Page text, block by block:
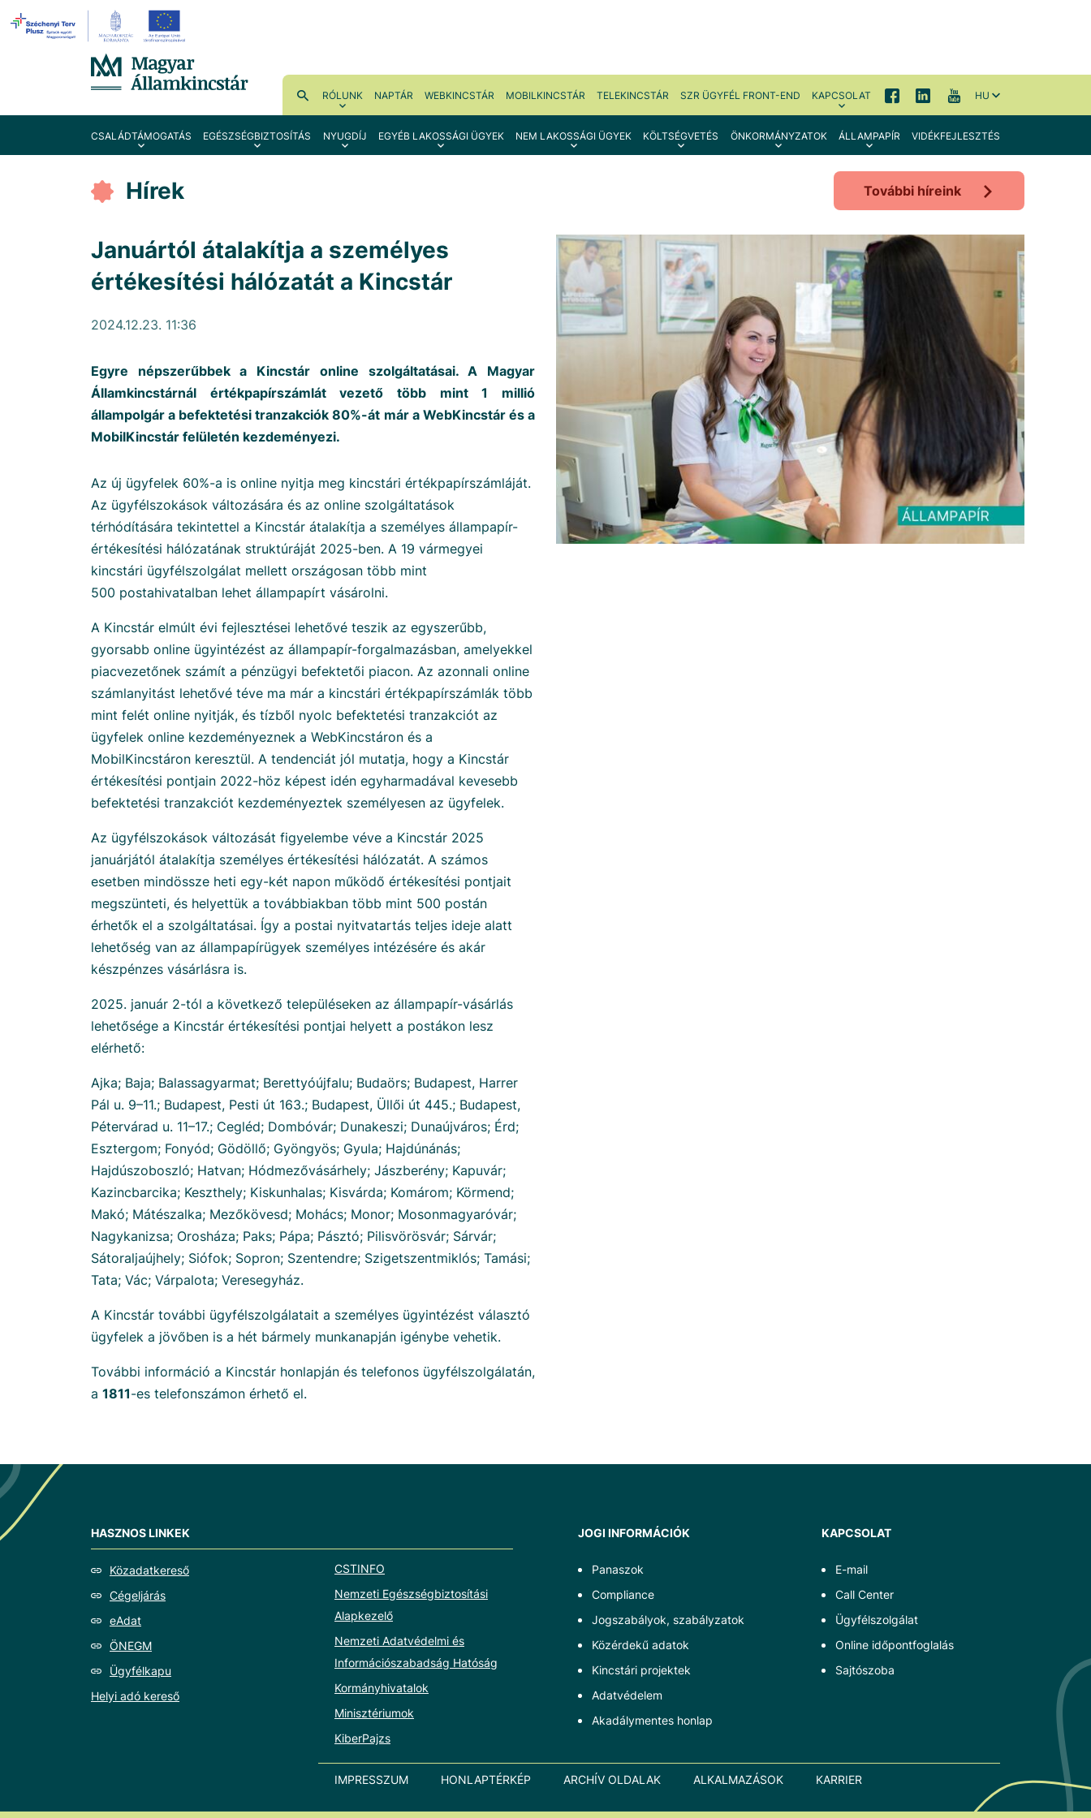
RÓLUNK NAPTÁR WEBKINCSTÁR MOBILKINCSTÁR TELEKINCSTÁR SZR ÜGYFÉL FRONT-END KAPCSOLAT HU
CSALÁDTÁMOGATÁS EGÉSZSÉGBIZTOSÍTÁS NYUGDÍJ EGYÉB LAKOSSÁGI ÜGYEK NEM LAKOSSÁGI ÜGYEK KÖLTSÉGVETÉS ÖNKORMÁNYZATOK ÁLLAMPAPÍR VIDÉKFEJLESZTÉS
Hírek További híreink
Januártól átalakítja a személyes
értékesítési hálózatát a Kincstár
2024.12.23. 11:36
Egyre népszerűbbek a Kincstár online szolgáltatásai. A Magyar
Államkincstárnál értékpapírszámlát vezető több mint 1 millió
állampolgár a befektetési tranzakciók 80%-át már a WebKincstár és a
MobilKincstár felületén kezdeményezi.
Az új ügyfelek 60%-a is online nyitja meg kincstári értékpapírszámláját.
Az ügyfélszokások változására és az online szolgáltatások
térhódítására tekintettel a Kincstár átalakítja a személyes állampapír-
értékesítési hálózatának struktúráját 2025-ben. A 19 vármegyei
kincstári ügyfélszolgálat mellett országosan több mint
500 postahivatalban lehet állampapírt vásárolni.
A Kincstár elmúlt évi fejlesztései lehetővé teszik az egyszerűbb,
gyorsabb online ügyintézést az állampapír-forgalmazásban, amelyekkel
piacvezetőnek számít a pénzügyi befektetői piacon. Az azonnali online
számlanyitást lehetővé téve ma már a kincstári értékpapírszámlák több
mint felét online nyitják, és tízből nyolc befektetési tranzakciót az
ügyfelek online kezdeményeznek a WebKincstáron és a
MobilKincstáron keresztül. A tendenciát jól mutatja, hogy a Kincstár
értékesítési pontjain 2022-höz képest idén egyharmadával kevesebb
befektetési tranzakciót kezdeményeztek személyesen az ügyfelek.
Az ügyfélszokások változását figyelembe véve a Kincstár 2025
januárjától átalakítja személyes értékesítési hálózatát. A számos
esetben mindössze heti egy-két napon működő értékesítési pontjait
megszünteti, és helyettük a továbbiakban több mint 500 postán
érhetők el a szolgáltatásai. Így a postai nyitvatartás teljes ideje alatt
lehetőség van az állampapírügyek személyes intézésére és akár
készpénzes vásárlásra is.
2025. január 2-tól a következő településeken az állampapír-vásárlás
lehetősége a Kincstár értékesítési pontjai helyett a postákon lesz
elérhető:
Ajka; Baja; Balassagyarmat; Berettyóújfalu; Budaörs; Budapest, Harrer
Pál u. 9–11.; Budapest, Pesti út 163.; Budapest, Üllői út 445.; Budapest,
Pétervárad u. 11–17.; Cegléd; Dombóvár; Dunakeszi; Dunaújváros; Érd;
Esztergom; Fonyód; Gödöllő; Gyöngyös; Gyula; Hajdúnánás;
Hajdúszoboszló; Hatvan; Hódmezővásárhely; Jászberény; Kapuvár;
Kazincbarcika; Keszthely; Kiskunhalas; Kisvárda; Komárom; Körmend;
Makó; Mátészalka; Mezőkövesd; Mohács; Monor; Mosonmagyaróvár;
Nagykanizsa; Orosháza; Paks; Pápa; Pásztó; Pilisvörösvár; Sárvár;
Sátoraljaújhely; Siófok; Sopron; Szentendre; Szigetszentmiklós; Tamási;
Tata; Vác; Várpalota; Veresegyház.
A Kincstár további ügyfélszolgálatait a személyes ügyintézést választó
ügyfelek a jövőben is a hét bármely munkanapján igénybe vehetik.
További információ a Kincstár honlapján és telefonos ügyfélszolgálatán,
a 1811-es telefonszámon érhető el.
HASZNOS LINKEK
Közadatkereső
Cégeljárás
eAdat
ÖNEGM
Ügyfélkapu
Helyi adó kereső
CSTINFO
Nemzeti Egészségbiztosítási
Alapkezelő
Nemzeti Adatvédelmi és
Információszabadság Hatóság
Kormányhivatalok
Minisztériumok
KiberPajzs
JOGI INFORMÁCIÓK
Panaszok
Compliance
Jogszabályok, szabályzatok
Közérdekű adatok
Kincstári projektek
Adatvédelem
Akadálymentes honlap
KAPCSOLAT
E-mail
Call Center
Ügyfélszolgálat
Online időpontfoglalás
Sajtószoba
IMPRESSZUM HONLAPTÉRKÉP ARCHÍV OLDALAK ALKALMAZÁSOK KARRIER